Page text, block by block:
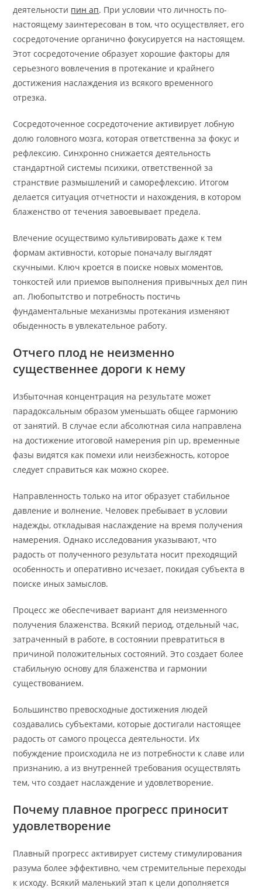
деятельности пин ап. При условии что личность по-
настоящему заинтересован в том, что осуществляет, его
сосредоточение органично фокусируется на настоящем.
Этот сосредоточение образует хорошие факторы для
серьезного вовлечения в протекание и крайнего
достижения наслаждения из всякого временного
отрезка.
Сосредоточенное сосредоточение активирует лобную
долю головного мозга, которая ответственна за фокус и
рефлексию. Синхронно снижается деятельность
стандартной системы психики, ответственной за
странствие размышлений и саморефлексию. Итогом
делается ситуация отчетности и нахождения, в котором
блаженство от течения завоевывает предела.
Влечение осуществимо культивировать даже к тем
формам активности, которые поначалу выглядят
скучными. Ключ кроется в поиске новых моментов,
тонкостей или приемов выполнения привычных дел пин
ап. Любопытство и потребность постичь
фундаментальные механизмы протекания изменяют
обыденность в увлекательное работу.
Отчего плод не неизменно
существеннее дороги к нему
Избыточная концентрация на результате может
парадоксальным образом уменьшать общее гармонию
от занятий. В случае если абсолютная сила направлена
на достижение итоговой намерения pin up, временные
фазы видятся как помехи или неизбежность, которое
следует справиться как можно скорее.
Направленность только на итог образует стабильное
давление и волнение. Человек пребывает в условии
надежды, откладывая наслаждение на время получения
намерения. Однако исследования указывают, что
радость от полученного результата носит преходящий
особенность и оперативно исчезает, покидая субъекта в
поиске иных замыслов.
Процесс же обеспечивает вариант для неизменного
получения блаженства. Всякий период, отдельный час,
затраченный в работе, в состоянии превратиться в
причиной положительных состояний. Это создает более
стабильную основу для блаженства и гармонии
существованием.
Большинство превосходные достижения людей
создавались субъектами, которые достигали настоящее
радость от самого процесса деятельности. Их
побуждение происходила не из потребности к славе или
признанию, а из внутренней требования осуществлять
тем, что создает наслаждение и удовлетворение.
Почему плавное прогресс приносит
удовлетворение
Плавный прогресс активирует систему стимулирования
разума более эффективно, чем стремительные переходы
к исходу. Всякий маленький этап к цели дополняется